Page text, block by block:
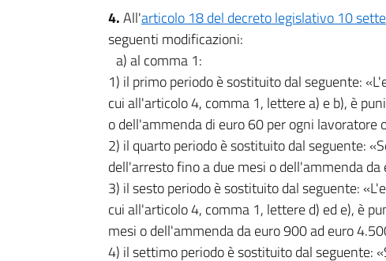
4.All'articolo 18 del decreto legislativo 10
seguenti modificazioni:
a) al comma 1:
1) il primo periodo è sostituito dal seguente:
cui all'articolo 4, comma 1, lettere a) e b), è
o dell'ammenda di euro 60 per ogni lavoratore
2) il quarto periodo è sostituito dal seguente:
dell'arresto fino a due mesi o dell'ammenda
3) il sesto periodo è sostituito dal seguente:
cui all'articolo 4, comma 1, lettere d) ed e), è
mesi o dell'ammenda da euro 900 ad euro
4) il settimo periodo è sostituito dal seguente: